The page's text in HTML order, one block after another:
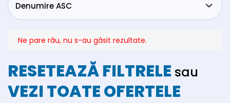
Ne pare rău, nu s-au găsit rezultate.
RESETEAZĂ FILTRELE sau
VEZI TOATE OFERTELE